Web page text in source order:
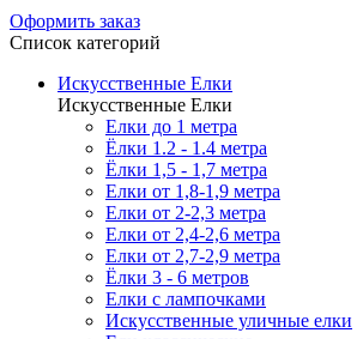
Оформить заказ
Список категорий
Искусственные Елки
Искусственные Елки
Елки до 1 метра
Ёлки 1.2 - 1.4 метра
Ёлки 1,5 - 1,7 метра
Елки от 1,8-1,9 метра
Елки от 2-2,3 метра
Елки от 2,4-2,6 метра
Елки от 2,7-2,9 метра
Ёлки 3 - 6 метров
Елки с лампочками
Искусственные уличные елки